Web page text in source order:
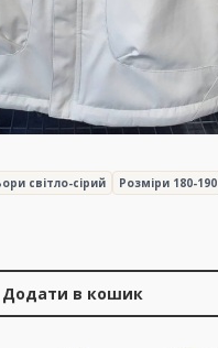
світло-сірий
Розміри 180-190
Додати в кошик